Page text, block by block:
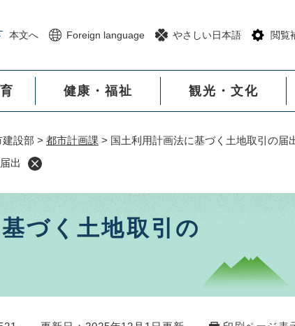
本文へ Foreign language やさしい日本語 閲覧
健康・福祉 観光・文化
建設部 > 都市計画課 > 国土利用計画法に基づく土地取引の届
出
づく土地取引の